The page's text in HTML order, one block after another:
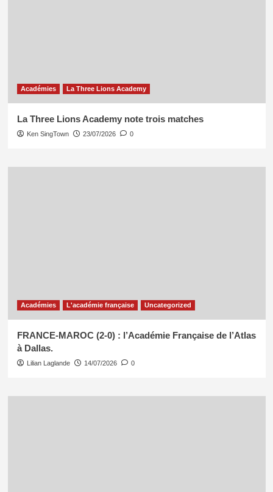
Académies La Three Lions Academy
La Three Lions Academy note trois matches
Ken SingTown 23/07/2026 0
Académies L'académie française Uncategorized
FRANCE-MAROC (2-0) : l’Académie Française de l’Atlas
à Dallas.
Lilian Laglande 14/07/2026 0